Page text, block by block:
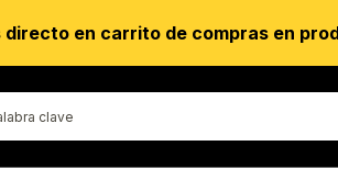
directo en carrito de compras en